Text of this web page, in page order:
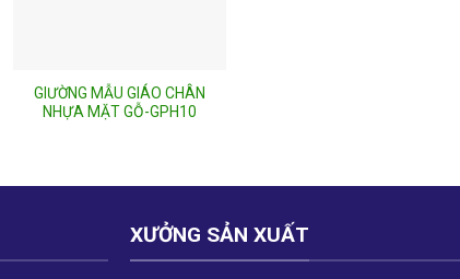
GIƯỜNG MẪU GIÁO CHÂN
NHỰA MẶT GỖ-GPH10
XƯỞNG SẢN XUẤT